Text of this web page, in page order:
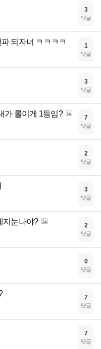
3
댓글
되자너 ㅋㅋㅋㅋ 1
댓글
3
댓글
가 롤이게 1등임? 7
댓글
2
댓글
3
댓글
지눈나야? 2
댓글
0
댓글
7
댓글
7
댓글